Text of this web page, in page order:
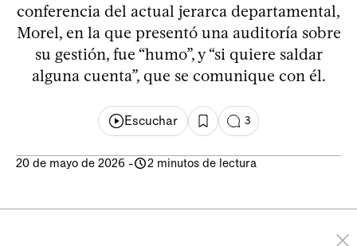
conferencia del actual jerarca departamental,
Morel, en la que presentó una auditoría sobre
su gestión, fue “humo”, y “si quiere saldar
alguna cuenta”, que se comunique con él.
Escuchar 3
20 de mayo de 2026 - 2 minutos de lectura